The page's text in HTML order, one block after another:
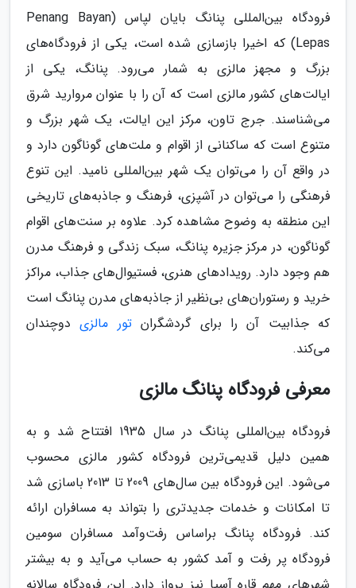
فرودگاه بین‌المللی پنانگ بایان لپاس (Penang Bayan
Lepas) که اخیرا بازسازی شده است، یکی از فرودگاه‌های
بزرگ و مجهز مالزی به شمار می‌رود. پنانگ، یکی از
ایالت‌های کشور مالزی است که آن را با عنوان مروارید شرق
می‌شناسند. جرج‌ تاون، مرکز این ایالت، یک شهر بزرگ و
متنوع است که ساکنانی از اقوام و ملت‌های گوناگون دارد و
در واقع آن را می‌توان یک شهر بین‌المللی نامید. این تنوع
فرهنگی را می‌توان در آشپزی، فرهنگ و جاذبه‌های تاریخی
این منطقه به وضوح مشاهده کرد. علاوه بر سنت‌های اقوام
گوناگون، در مرکز جزیره پنانگ، سبک زندگی و فرهنگ مدرن
هم وجود دارد. رویدادهای هنری، فستیوال‌های جذاب، مراکز
خرید و رستوران‌های بی‌نظیر از جاذبه‌های مدرن پنانگ است
که جذابیت آن را برای گردشگرانتور مالزیدوچندان
می‌کند.
معرفی فرودگاه پنانگ مالزی
فرودگاه بین‌المللی پنانگ در سال 1935 افتتاح شد و به
همین دلیل قدیمی‌ترین فرودگاه کشور مالزی محسوب
می‌شود. این فرودگاه بین سال‌های 2009 تا 2013 باسازی شد
تا امکانات و خدمات جدید‌تری را بتواند به مسافران ارائه
کند. فرودگاه پنانگ براساس رفت‌وآمد مسافران سومین
فرودگاه پر رفت و آمد کشور به حساب می‌آید و به بیشتر